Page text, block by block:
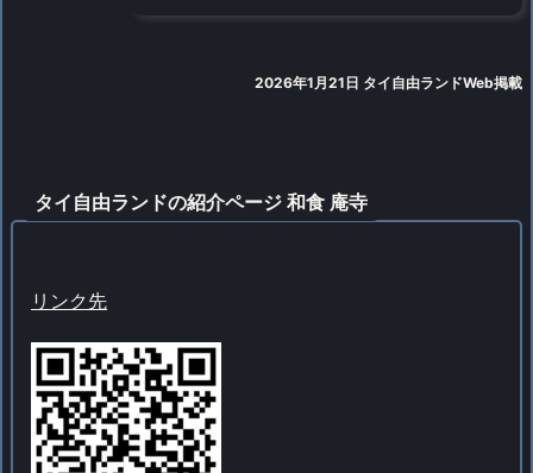
2026年1月21日 タイ自由ランドWeb掲載
タイ自由ランドの紹介ページ 和食 庵寺
リンク先